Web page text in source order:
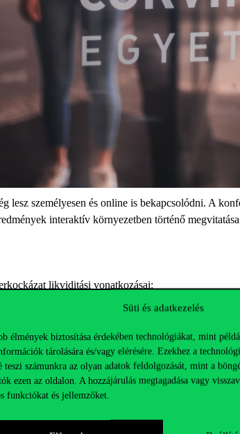
Süti és adatkezelés
élmények biztosítása érdekében technológiákat, mint
tárolására és/vagy elérésére. Ezekhez a
teszi számunkra az olyan adatok feldolgozását, mint a
ezen az oldalon. A hozzájárulás megtagadása vagy
funkciókat és jellemzőket.
lesz személyesen és online is bekapcsolódni. A
interaktív környezetben történő
likviditási vonatkozásai;